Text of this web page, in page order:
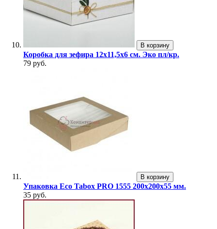
В корзину
Коробка для зефира 12х11,5х6 см. Эко пл/кр.
79 руб.
В корзину
Упаковка Eco Tabox PRO 1555 200х200х55 мм.
35 руб.